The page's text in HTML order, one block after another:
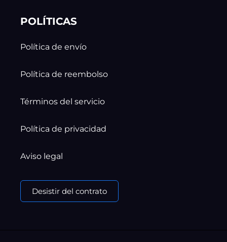
POLÍTICAS
Política de envío
Política de reembolso
Términos del servicio
Política de privacidad
Aviso legal
Desistir del contrato